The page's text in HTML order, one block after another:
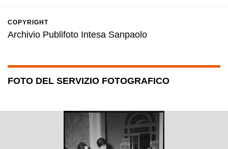
COPYRIGHT
Archivio Publifoto Intesa Sanpaolo
FOTO DEL SERVIZIO FOTOGRAFICO